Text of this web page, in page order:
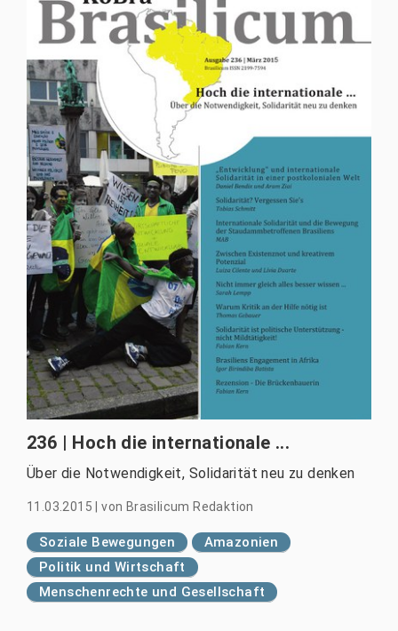
236 | Hoch die internationale ...
Über die Notwendigkeit, Solidarität neu zu denken
11.03.2015 |von Brasilicum Redaktion
Soziale Bewegungen
Amazonien
Politik und Wirtschaft
Menschenrechte und Gesellschaft